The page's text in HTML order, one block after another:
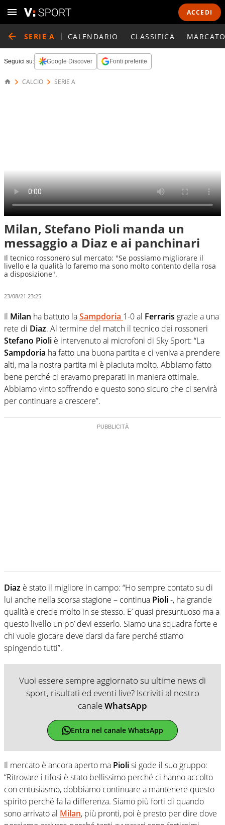
ACCEDI
SERIE A CALENDARIO CLASSIFICA
Seguici su: Google Discover Fonti preferite
CALCIO SERIE A
Milan, Stefano Pioli manda un
messaggio a Diaz e ai panchinari
Il tecnico rossonero sul mercato: "Se possiamo migliorare il
livello e la qualità lo faremo ma sono molto contento della rosa
a disposizione".
23/08/21 23:25
Il Milan ha battuto laSampdoria 1-0 al Ferraris grazie a una
rete di Diaz. Al termine del match il tecnico dei rossoneri
Stefano Pioli è intervenuto ai microfoni di Sky Sport: “La
Sampdoria ha fatto una buona partita e ci veniva a prendere
alti, ma la nostra partita mi è piaciuta molto. Abbiamo fatto
bene perché ci eravamo preparati in maniera ottimale.
Abbiamo vinto soffrendo e questo sono sicuro che ci servirà
per continuare a crescere”.
Diaz è stato il migliore in campo: “Ho sempre contato su di
lui anche nella scorsa stagione – continua Pioli-, ha grande
qualità e crede molto in se stesso. E’ quasi presuntuoso ma a
questo livello un po’ devi esserlo. Siamo una squadra forte e
chi vuole giocare deve darsi da fare perché stiamo
spingendo tutti”.
Vuoi essere sempre aggiornato su ultime news di
sport, risultati ed eventi live? Iscriviti al nostro
canaleWhatsApp
Entra nel canale WhatsApp
Il mercato è ancora aperto ma Piolisi gode il suo gruppo:
“Ritrovare i tifosi è stato bellissimo perché ci hanno accolto
con entusiasmo, dobbiamo continuare a mantenere questo
spirito perché fa la differenza. Siamo più forti di quando
sono arrivato al Milan, più pronti, poi è presto per dire dove